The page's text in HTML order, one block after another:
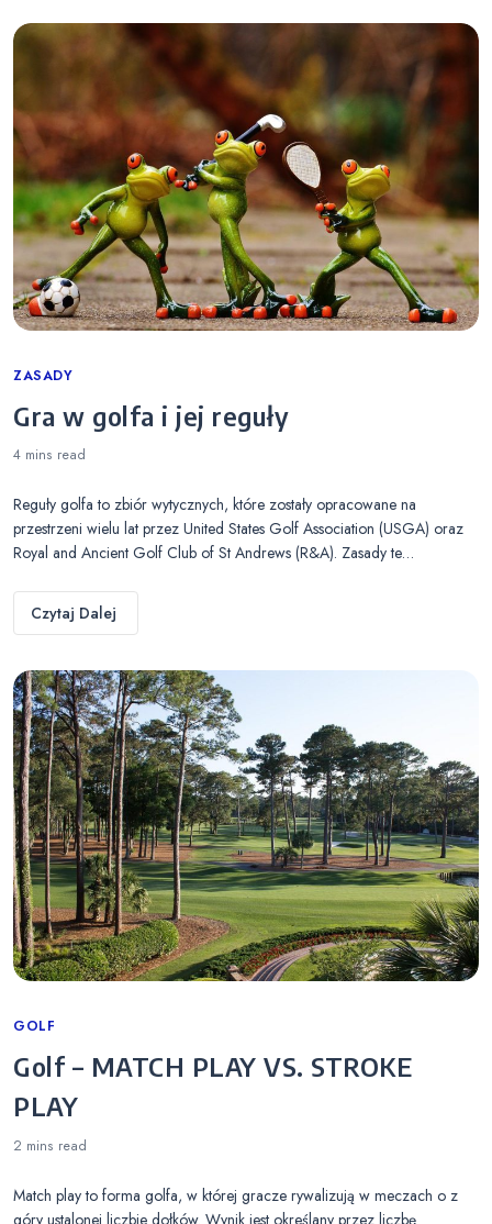
Categories
ZASADY
Gra w golfa i jej reguły
4 mins read
Reguły golfa to zbiór wytycznych, które zostały opracowane na
przestrzeni wielu lat przez United States Golf Association (USGA) oraz
Royal and Ancient Golf Club of St Andrews (R&A). Zasady te…
Czytaj Dalej
Categories
GOLF
Golf – MATCH PLAY VS. STROKE
PLAY
2 mins read
Match play to forma golfa, w której gracze rywalizują w meczach o z
góry ustalonej liczbie dołków. Wynik jest określany przez liczbę